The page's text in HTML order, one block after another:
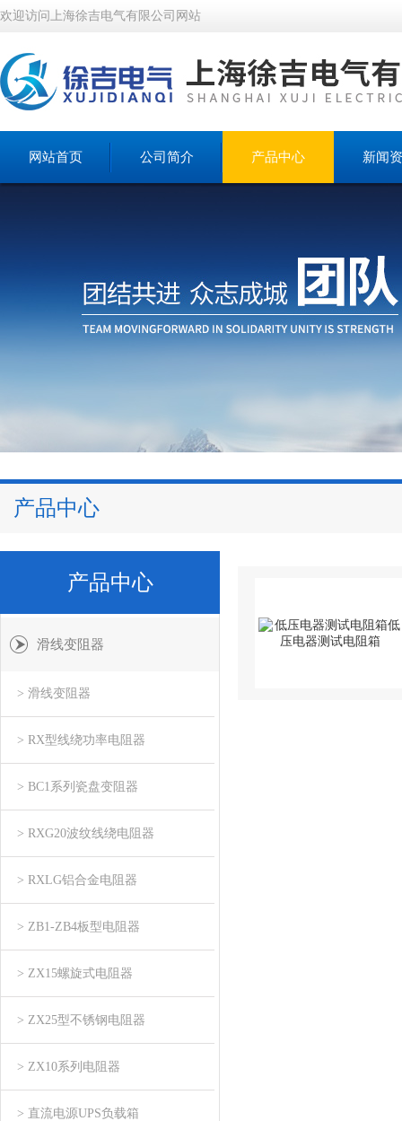
欢迎访问上海徐吉电气有限公司网站
网站首页 公司简介 产品中心 新闻
产品中心
产品中心
滑线变阻器
> 滑线变阻器
> RX型线绕功率电阻器
> BC1系列瓷盘变阻器
> RXG20波纹线绕电阻器
> RXLG铝合金电阻器
> ZB1-ZB4板型电阻器
> ZX15螺旋式电阻器
> ZX25型不锈钢电阻器
> ZX10系列电阻器
> 直流电源UPS负载箱